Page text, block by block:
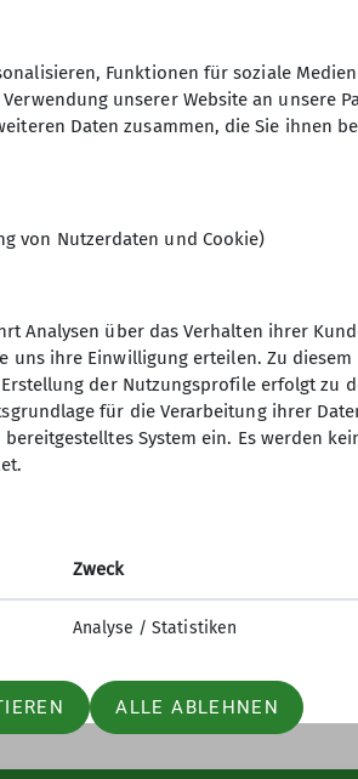
5
Funktionen für soziale
unserer Website an unsere
Daten zusammen, die Sie ihnen
von Nutzerdaten und Cookie)
Analysen über das Verhalten ihrer
uns ihre Einwilligung erteilen. Zu
der Nutzungsprofile erfolgt zu
für die Verarbeitung ihrer
bereitgestelltes System ein. Es werden
Zweck
Analyse / Statistiken
ALLE ABLEHNEN